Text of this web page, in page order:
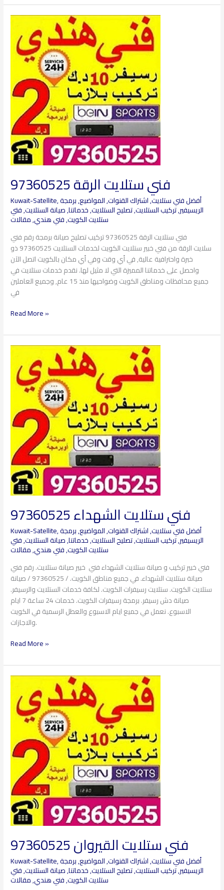
فني ستلايت الرقة 97360525
Kuwait-Satellite, أفضل فني ستلايت,اشتراك القنوات,المواضيع,برمجة
الريسيفير,تركيب الستلايت,تصليح الستلايت,خدماتنا,صيانة الستلايت,فتي
ستلايت الكويت,فني هندي,مقالات
فني ستلايت الرقة 97360525 تركيب تصليح صيانة برمجة رقم فني
سلايت الرقة من فني خبير ستلايت الكويت لخدمات الستلايت 97360525 ذو
خبرة واحترافية عالية, في أي وقت وفي أي مكان بالكويت اتصل الآن
واحصل على خدماتنا المميزة التي لا مثيل لها. نقدم خدمات ستلايت في
جميع محافظات ومناطق الكويت وضواحيها منذ 15 عام, وجميع العاملين
في
فني
ستلايت
الرقة
97360525
Read More »
فني ستلايت الشهداء 97360525
Kuwait-Satellite, أفضل فني ستلايت,اشتراك القنوات,المواضيع,برمجة
الريسيفير,تركيب الستلايت,تصليح الستلايت,خدماتنا,صيانة الستلايت,فتي
ستلايت الكويت,فني هندي,مقالات
فني خبير تركيب و صيانة ستلايت الشهداء فني خبير صيانة ستلايت. رقم فني
صيانة ستلايت الشهداء. في جميع مناطق الكويت. / 97360525 / صيانة
ستلايت الكويت. ستلايت رسيفرات الكويت. لكافة خدمات الستلايت والرسيفر.
صيانة دش رسيفر. برمجة رسيفرات الكويت. خدمات 24 ساعة 7 ايام
الاسبوع. نعمل في جميع ايام الاسبوع والعطل الرسمية في الكويت
والاجازات.
فني
ستلايت
الشهداء
97360525
Read More »
فني ستلايت القيروان 97360525
Kuwait-Satellite, أفضل فني ستلايت,اشتراك القنوات,المواضيع,برمجة
الريسيفير,تركيب الستلايت,تصليح الستلايت,خدماتنا,صيانة الستلايت,فتي
ستلايت الكويت,فني هندي,مقالات
فني
ستلايت
القيروان
97360525